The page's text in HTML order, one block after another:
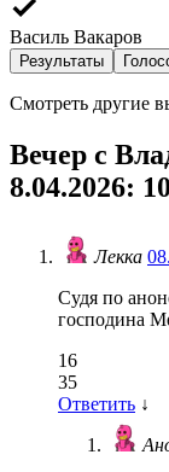
Василь Вакаров
Результаты
Смотреть другие
Вечер с
8.04.2026:
Лекка
Судя по
господина
16
35
Ответить ↓